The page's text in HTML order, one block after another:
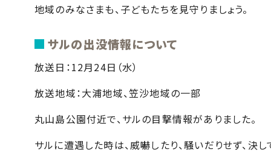
地域のみなさまも、子どもたちを見守りましょう。
サルの出没情報について
放送日：12月24日（水）
放送地域：大浦地域、笠沙地域の一部
丸山島公園付近で、サルの目撃情報がありました。
サルに遭遇した時は、威嚇したり、騒いだりせず、決